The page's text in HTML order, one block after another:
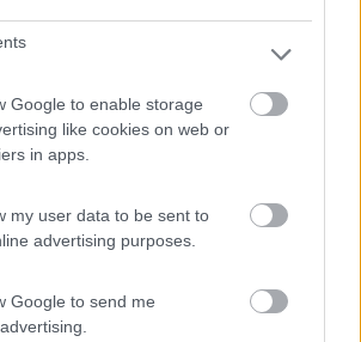
Google to enable storage
like cookies on web or
in apps.
my user data to be sent to
advertising purposes.
Google to send me
nei dintorni
Delle Rose
Isolabona